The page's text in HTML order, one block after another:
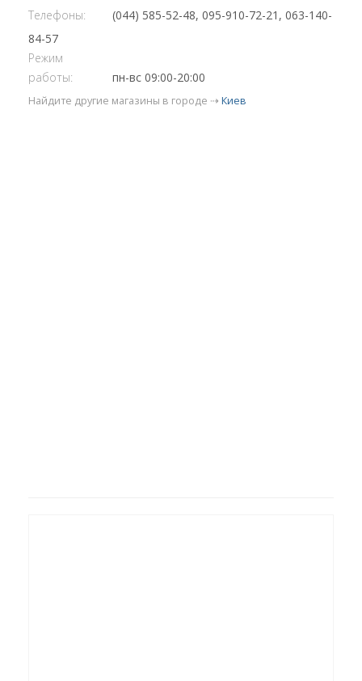
Телефоны:
(044) 585-52-48, 095-910-72-21, 063-140-
84-57
Режим
работы:
пн-вс 09:00-20:00
Найдите другие магазины в городе ⇢ Киев